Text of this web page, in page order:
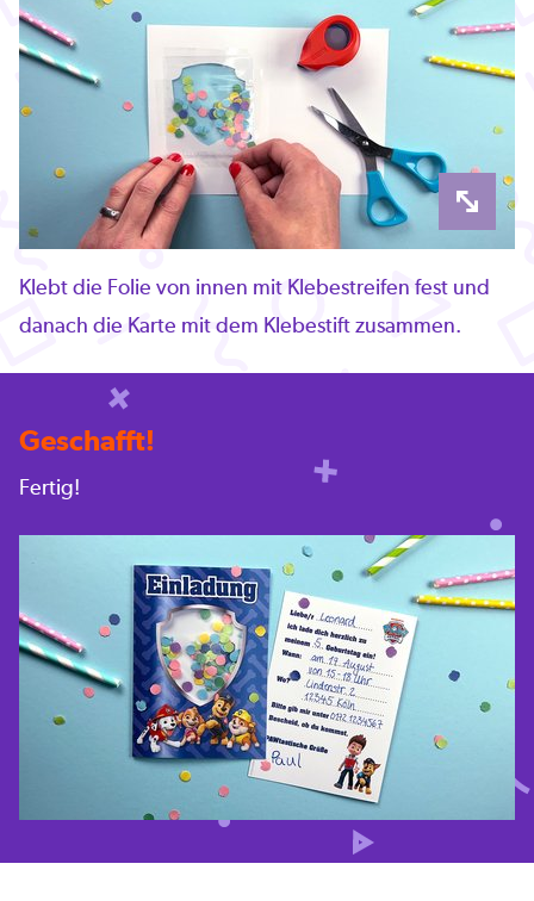
Klebt die Folie von innen mit Klebestreifen fest und
danach die Karte mit dem Klebestift zusammen.
Geschafft!
Fertig!